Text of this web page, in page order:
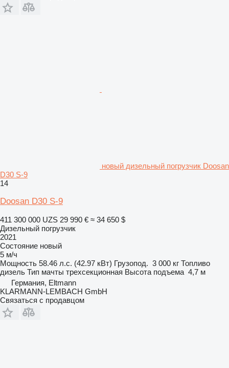
новый дизельный погрузчик Doosan
D30 S-9
14
Doosan D30 S-9
411 300 000 UZS 29 990 € ≈ 34 650 $
Дизельный погрузчик
2021
Состояние новый
5 м/ч
Мощность 58.46 л.с. (42.97 кВт) Грузопод. 3 000 кг Топливо
дизель Тип мачты трехсекционная Высота подъема 4,7 м
Германия, Eltmann
KLARMANN-LEMBACH GmbH
Связаться с продавцом